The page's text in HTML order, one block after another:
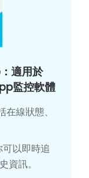
適用於
監控軟體
線狀態、
可以即時追
資訊。